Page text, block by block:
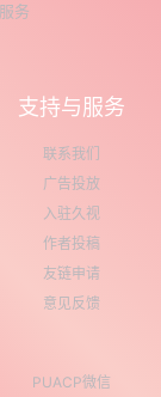
务
支持与服务
联系我们
广告投放
入驻久视
作者投稿
友链申请
意见反馈
PUACP微信